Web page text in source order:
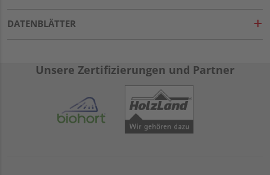
DATENBLÄTTER
Unsere Zertifizierungen und Partner